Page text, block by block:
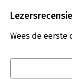
Uitgever:
Wees de eerste